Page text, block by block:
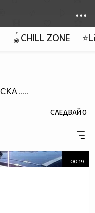
🪀CHILL ZONE
.....
СЛЕДВАЙ0
00:19